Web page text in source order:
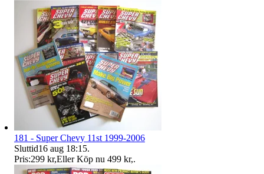
181 - Super Chevy 11st 1999-2006
Sluttid16 aug 18:15.
Pris:299 kr,Eller Köp nu 499 kr,.